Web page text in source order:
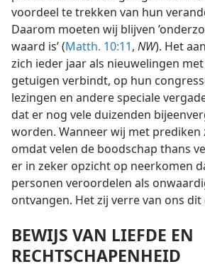
voordeel te trekken van hun
Daarom moeten wij blijven
waard is’ (Matth. 10:11, NW). Het
zich ieder jaar als nieuwelingen met
getuigen verbindt, op hun
lezingen en andere speciale
dat er nog vele duizenden
worden. Wanneer wij met
omdat velen de boodschap thans
er in zeker opzicht op neerkomen
personen veroordelen als
ontvangen. Het zij verre van ons
BEWIJS VAN LIEFDE EN
RECHTSCHAPENHEID